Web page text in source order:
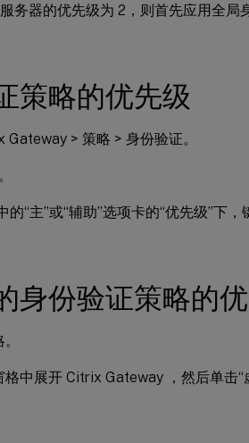
务器的优先级为 2，则首先应用全局
策略的优先级
> 策略 > 身份验证。
“主”或“辅助”选项卡的“优先级”下，
身份验证策略的
中展开 Citrix Gateway ，然后单击“